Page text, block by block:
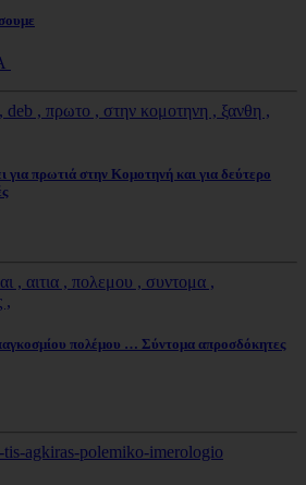
πρωτιά στην Κομοτηνή και για δεύτερο
πολέμου … Σύντομα απροσδόκητες